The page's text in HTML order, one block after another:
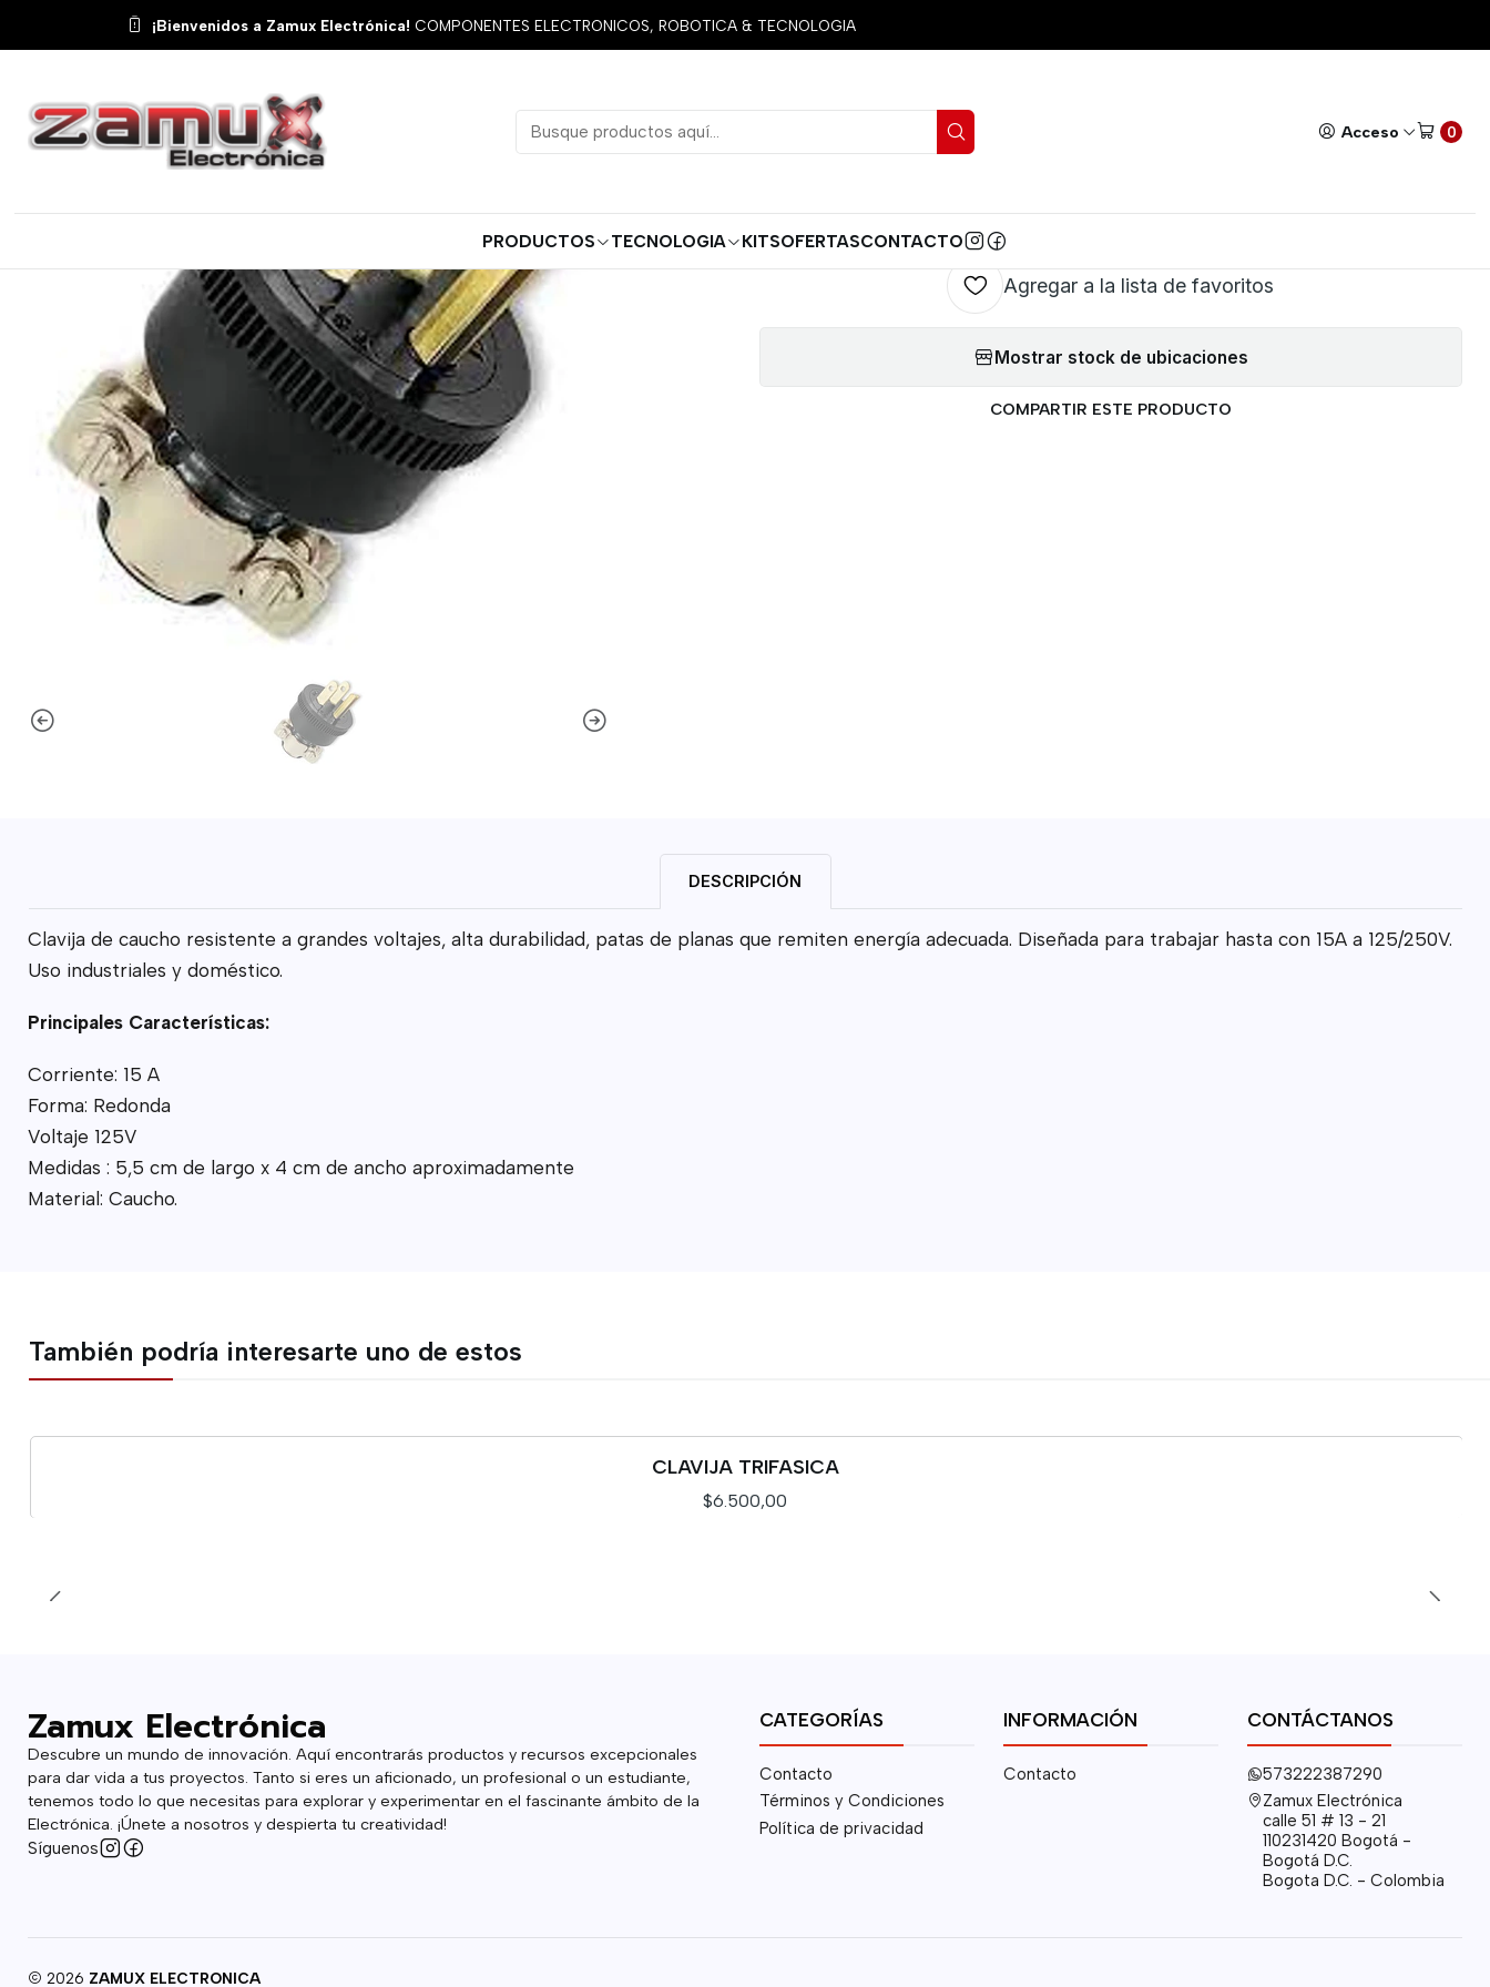
Acceso 0
PRODUCTOS TECNOLOGIA KITSOFERTASCONTACTO
¡Bienvenidos a Zamux Electrónica! COMPONENTES ELECTRONICOS, ROBOTICA & TECNOLOGIA
Inicio CLAVIJA DE CAUCHO CON POLO A TIERRA 15AMP
CLAVIJA DE CAUCHO CON POLO A
Cantidad
AGREGAR AL CARRITO COMPRAR AHORA
Agregar a la lista de favoritos
Mostrar stock de ubicaciones
COMPARTIR ESTE PRODUCTO
DESCRIPCIÓN
Clavija de caucho resistente a grandes voltajes, alta durabilidad, patas de planas que remiten energía adecuada. Diseñada para trabajar hasta con 15A a 125/250V.
Uso industriales y doméstico.
Principales Características:
Corriente: 15 A
Forma: Redonda
Voltaje 125V
Medidas : 5,5 cm de largo x 4 cm de ancho aproximadamente
Material: Caucho.
También podría interesarte uno de estos
CLAVIJA TRIFASICA
$6.500,00
Zamux Electrónica
Descubre un mundo de innovación. Aquí encontrarás productos y recursos excepcionales
para dar vida a tus proyectos. Tanto si eres un aficionado, un profesional o un estudiante,
tenemos todo lo que necesitas para explorar y experimentar en el fascinante ámbito de la
Electrónica. ¡Únete a nosotros y despierta tu creatividad!
Síguenos
CATEGORÍAS
Contacto
Términos y Condiciones
Política de privacidad
INFORMACIÓN
Contacto
CONTÁCTANOS
573222387290
Zamux Electrónica
calle 51 # 13 - 21
110231420 Bogotá -
Bogotá D.C.
Bogota D.C. - Colombia
2026 ZAMUX ELECTRONICA